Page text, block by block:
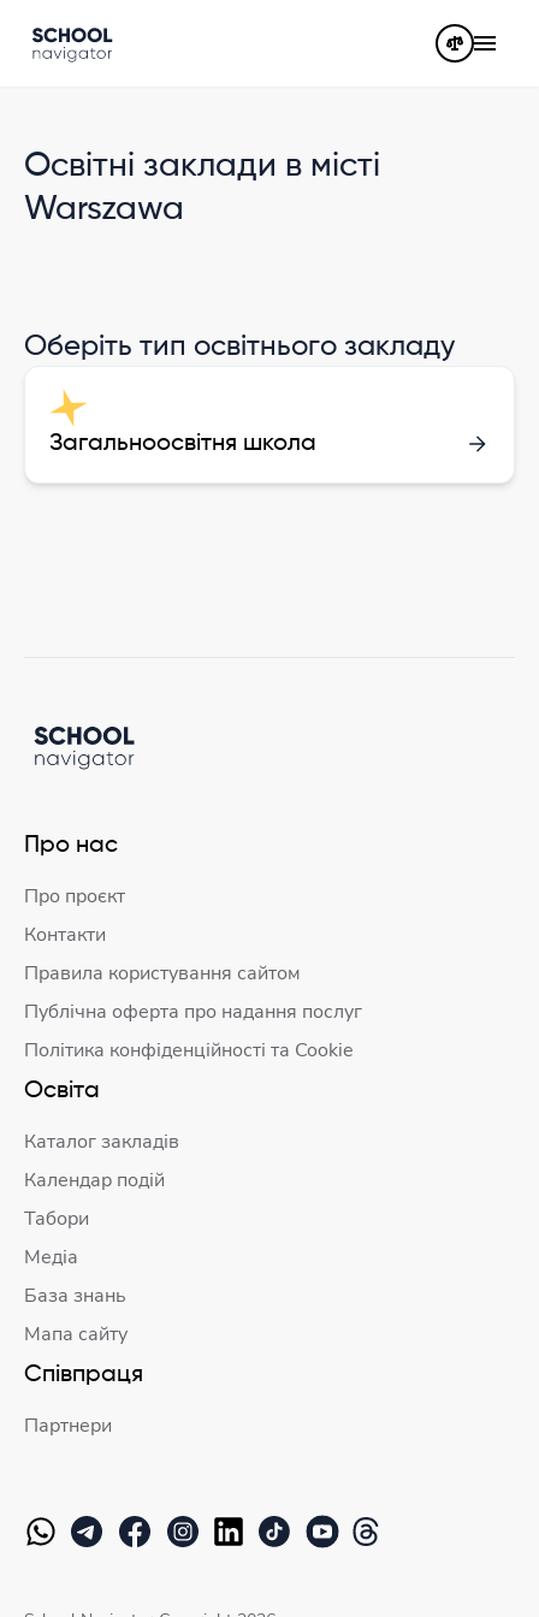
Освітні заклади в місті
Warszawa
Оберіть тип освітнього закладу
Загальноосвітня школа
Про нас
Про проєкт
Контакти
Правила користування сайтом
Публічна оферта про надання послуг
Політика конфіденційності та Cookie
Освіта
Каталог закладів
Календар подій
Табори
Медіа
База знань
Мапа сайту
Співпраця
Партнери